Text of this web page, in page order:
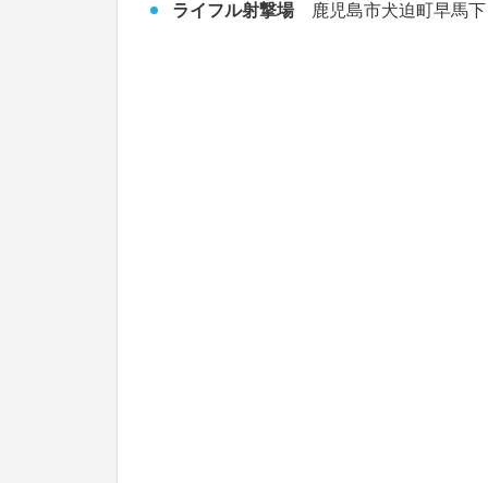
ライフル射撃場鹿児島市犬迫町早馬下